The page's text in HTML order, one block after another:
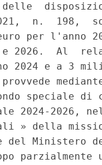
delle
n.  198,
per l'anno
e 2026.  Al
2024 e a 3
speciale
2026,
» della
Ministero
parzialmente